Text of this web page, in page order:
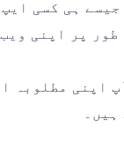
جیسے ہی کسی
طور پر اپنی
اپنی مطلوبہ
ہیں۔